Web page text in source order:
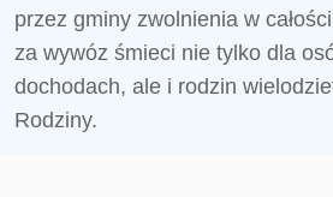
przez gminy zwolnienia w
za wywóz śmieci nie tylko dla
dochodach, ale i rodzin
Rodziny.